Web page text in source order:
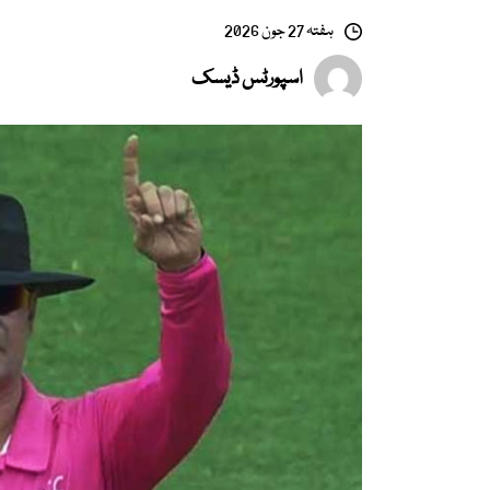
ہفتہ 27 جون 2026
اسپورٹس ڈیسک